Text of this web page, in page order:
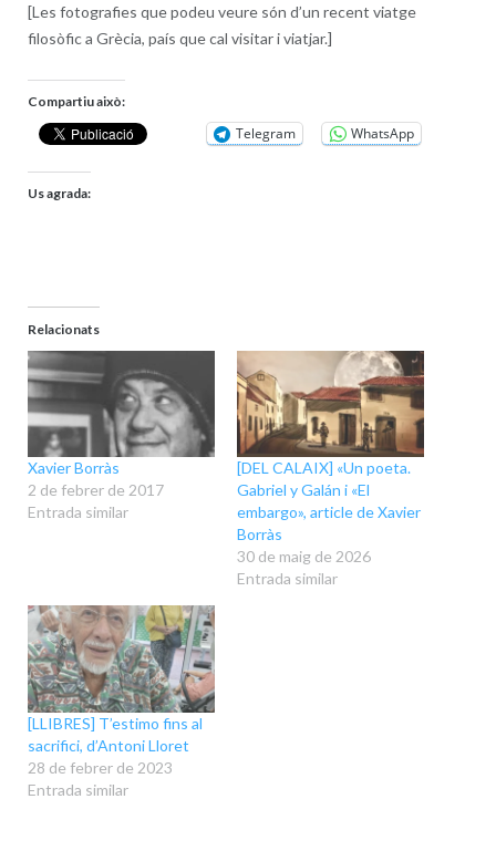
[Les fotografies que podeu veure són d’un recent viatge
filosòfic a Grècia, país que cal visitar i viatjar.]
Compartiu això:
Telegram WhatsApp
Us agrada:
Relacionats
Xavier Borràs
2 de febrer de 2017
Entrada similar
[DEL CALAIX] «Un poeta.
Gabriel y Galán i «El
embargo», article de Xavier
Borràs
30 de maig de 2026
Entrada similar
[LLIBRES] T’estimo fins al
sacrifici, d’Antoni Lloret
28 de febrer de 2023
Entrada similar